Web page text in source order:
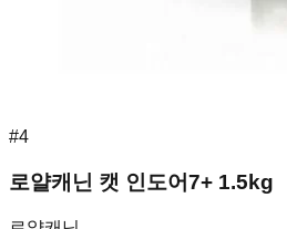
#4
로얄캐닌 캣 인도어7+ 1.5kg